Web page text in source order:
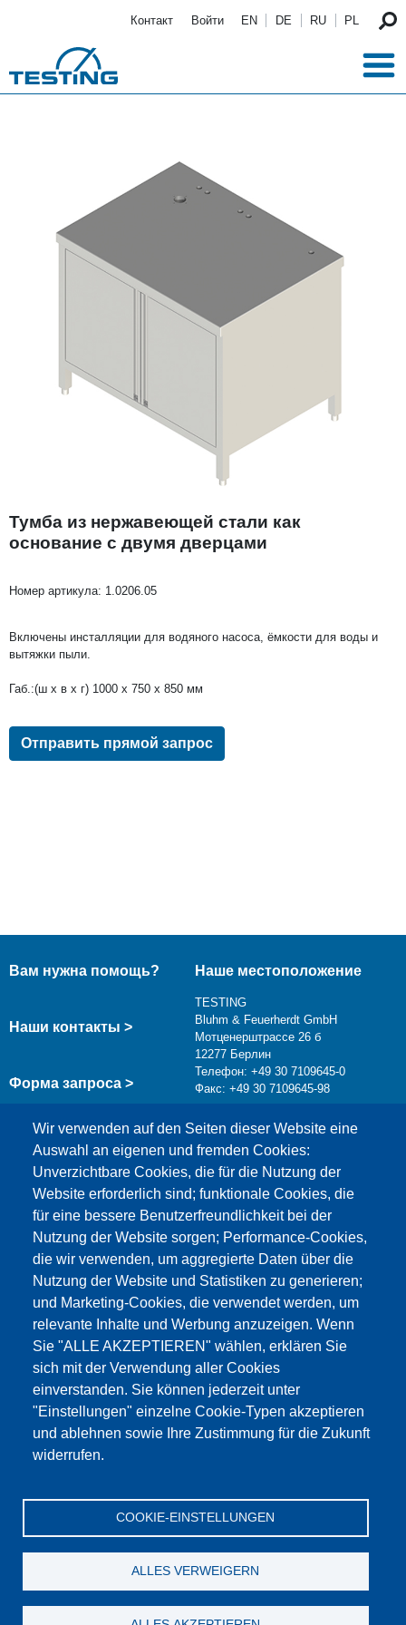
Контакт Войти EN DE RU PL
Тумба из нержавеющей стали как
основание с двумя дверцами
Номер артикула: 1.0206.05
Bключены инсталляции для водяного насоса, ёмкости для воды и
вытяжки пыли.
Габ.:(ш x в x г) 1000 x 750 x 850 мм
Отправить прямой запрос
Wir verwenden auf den Seiten dieser Website eine
Auswahl an eigenen und fremden Cookies:
Unverzichtbare Cookies, die für die Nutzung der
Website erforderlich sind; funktionale Cookies, die
für eine bessere Benutzerfreundlichkeit bei der
Nutzung der Website sorgen; Performance-Cookies,
die wir verwenden, um aggregierte Daten über die
Nutzung der Website und Statistiken zu generieren;
und Marketing-Cookies, die verwendet werden, um
relevante Inhalte und Werbung anzuzeigen. Wenn
Sie "ALLE AKZEPTIEREN" wählen, erklären Sie
sich mit der Verwendung aller Cookies
einverstanden. Sie können jederzeit unter
"Einstellungen" einzelne Cookie-Typen akzeptieren
und ablehnen sowie Ihre Zustimmung für die Zukunft
widerrufen.
COOKIE-EINSTELLUNGEN
ALLES VERWEIGERN
Вам нужна помощь?
Наши контакты >
Форма запроса >
Наше местоположение
TESTING
Bluhm & Feuerherdt GmbH
Мотценерштрассе 26 б
12277 Берлин
Телефон: +49 30 7109645-0
Факс: +49 30 7109645-98
info@testing.de
Этот материал заблокирован, потому что
файлы cookie Google Maps не были приняты.
НЕОБХОДИМО ПРИНЯТЬ ТОЛЬКО
ФАЙЛЫ COOKIE GOOGLE MAPS.
Alle Cookies akzeptieren
© Testing Bluhm & Feuerherdt GmbH 05.08.2026